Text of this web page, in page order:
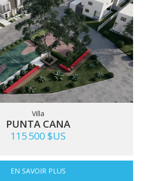
Villa
PUNTA CANA
115 500 $US
EN SAVOIR PLUS